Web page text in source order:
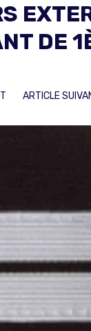
DE
ARTICLE
ARTICLE